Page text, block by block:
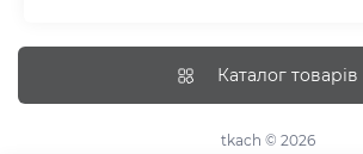
Доставка
Каталог товарів
tkach © 2026